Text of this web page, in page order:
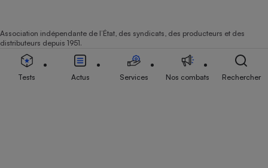
Association indépendante de l’État, des syndicats, des producteurs et des
distributeurs depuis 1951.
Tests Actus Services Nos combats Rechercher